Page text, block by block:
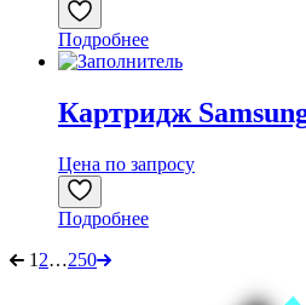
Подробнее
Картридж
Цена по запросу
Подробнее
1 2…250